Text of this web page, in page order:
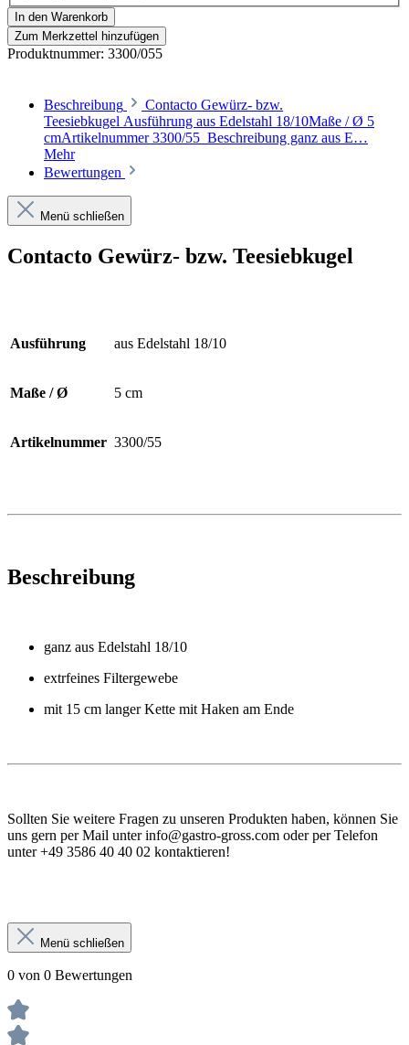
In den Warenkorb
Zum Merkzettel hinzufügen
Produktnummer: 3300/055
Beschreibung
Contacto Gewürz- bzw.
Teesiebkugel Ausführung aus Edelstahl 18/10Maße / Ø 5
cmArtikelnummer 3300/55 Beschreibung ganz aus E…
Mehr
Bewertungen
Menü schließen
Contacto Gewürz- bzw. Teesiebkugel
Ausführung aus Edelstahl 18/10
Maße / Ø 5 cm
Artikelnummer 3300/55
Beschreibung
ganz aus Edelstahl 18/10
extrfeines Filtergewebe
mit 15 cm langer Kette mit Haken am Ende
Sollten Sie weitere Fragen zu unseren Produkten haben, können Sie
uns gern per Mail unter info@gastro-gross.com oder per Telefon
unter +49 3586 40 40 02 kontaktieren!
Menü schließen
0 von 0 Bewertungen